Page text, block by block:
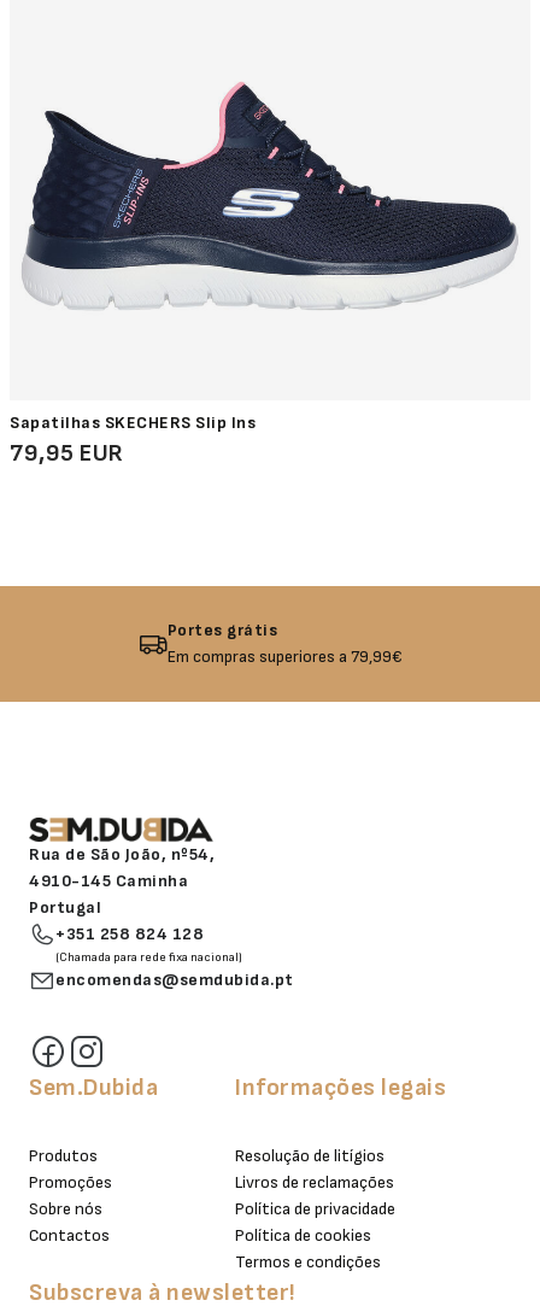
Sapatilhas SKECHERS Slip Ins
79,95 EUR
Devolução garantida
Não gostou? Troque o seu produto!
Rua de São João, nº54,
4910-145 Caminha
Portugal
+351 258 824 128
(Chamada para rede fixa nacional)
encomendas@semdubida.pt
Sem.Dubida
Produtos
Promoções
Sobre nós
Contactos
Informações legais
Resolução de litígios
Livros de reclamações
Política de privacidade
Política de cookies
Termos e condições
Subscreva à newsletter!